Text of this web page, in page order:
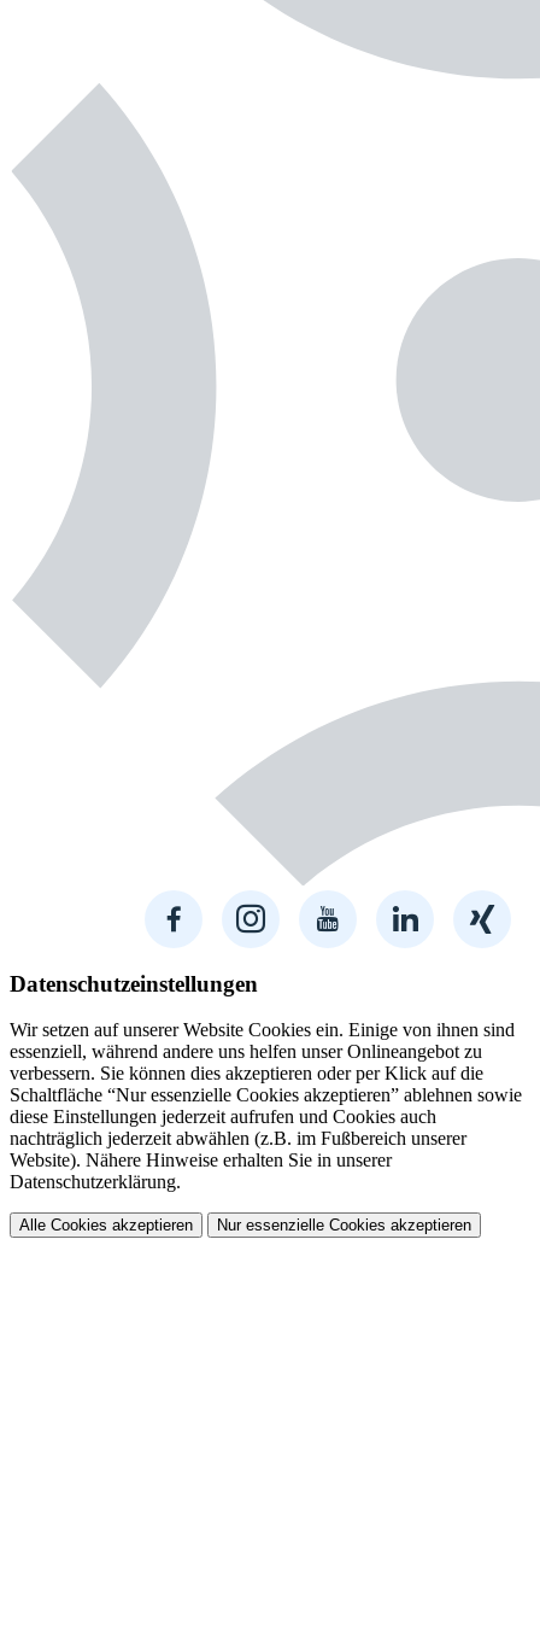
Datenschutzeinstellungen
Wir setzen auf unserer Website Cookies ein. Einige von ihnen sind
essenziell, während andere uns helfen unser Onlineangebot zu
verbessern. Sie können dies akzeptieren oder per Klick auf die
Schaltfläche “Nur essenzielle Cookies akzeptieren” ablehnen sowie
diese Einstellungen jederzeit aufrufen und Cookies auch
nachträglich jederzeit abwählen (z.B. im Fußbereich unserer
Website). Nähere Hinweise erhalten Sie in unserer
Datenschutzerklärung.
Alle Cookies akzeptieren Nur essenzielle Cookies akzeptieren